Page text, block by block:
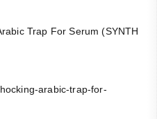
Trap For Serum (SYNTH
arabic-trap-for-